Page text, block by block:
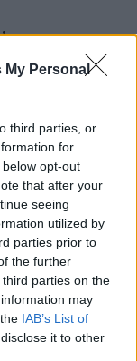
My Personal
third parties, or
for
opt-out
that after your
seeing
utilized by
parties prior to
the further
parties on the
may
IAB’s List of
it to other
Maija
Pentsinen
tasatyöntöä,
mestaruutta
Ville
Sami